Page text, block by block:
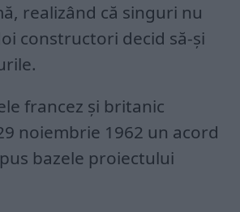
realizând că singuri nu
constructori decid să-și
francez și britanic
noiembrie 1962 un acord
bazele proiectului